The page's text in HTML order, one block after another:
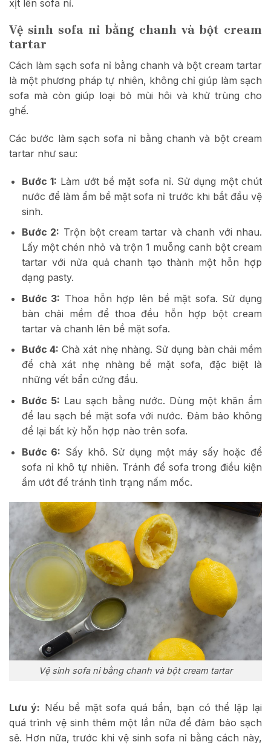
xịt lên sofa nỉ.
Vệ sinh sofa nỉ bằng chanh và bột cream
tartar
Cách làm sạch sofa nỉ bằng chanh và bột cream tartar
là một phương pháp tự nhiên, không chỉ giúp làm sạch
sofa mà còn giúp loại bỏ mùi hôi và khử trùng cho
ghế.
Các bước làm sạch sofa nỉ bằng chanh và bột cream
tartar như sau:
Bước 1: Làm ướt bề mặt sofa nỉ. Sử dụng một chút
nước để làm ẩm bề mặt sofa nỉ trước khi bắt đầu vệ
sinh.
Bước 2: Trộn bột cream tartar và chanh với nhau.
Lấy một chén nhỏ và trộn 1 muỗng canh bột cream
tartar với nửa quả chanh tạo thành một hỗn hợp
dạng pasty.
Bước 3: Thoa hỗn hợp lên bề mặt sofa. Sử dụng
bàn chải mềm để thoa đều hỗn hợp bột cream
tartar và chanh lên bề mặt sofa.
Bước 4: Chà xát nhẹ nhàng. Sử dụng bàn chải mềm
để chà xát nhẹ nhàng bề mặt sofa, đặc biệt là
những vết bẩn cứng đầu.
Bước 5: Lau sạch bằng nước. Dùng một khăn ẩm
để lau sạch bề mặt sofa với nước. Đảm bảo không
để lại bất kỳ hỗn hợp nào trên sofa.
Bước 6: Sấy khô. Sử dụng một máy sấy hoặc để
sofa nỉ khô tự nhiên. Tránh để sofa trong điều kiện
ẩm ướt để tránh tình trạng nấm mốc.
Vệ sinh sofa nỉ bằng chanh và bột cream tartar
Lưu ý: Nếu bề mặt sofa quá bẩn, bạn có thể lặp lại
quá trình vệ sinh thêm một lần nữa để đảm bảo sạch
sẽ. Hơn nữa, trước khi vệ sinh sofa nỉ bằng cách này,